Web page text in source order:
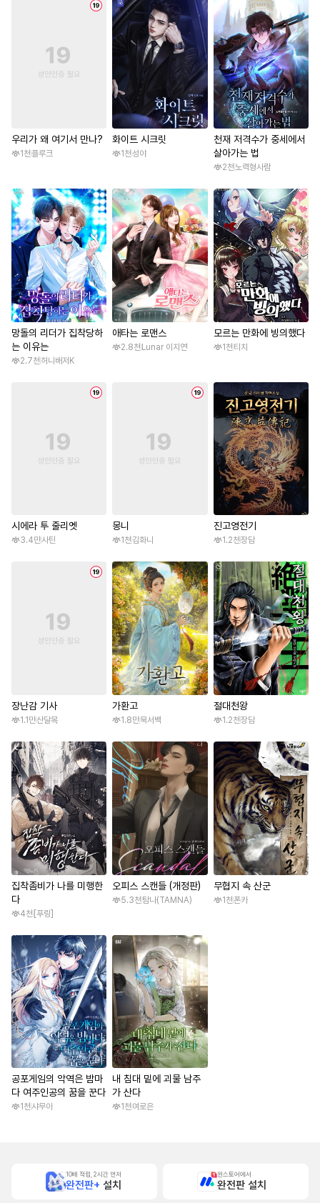
우리가 왜 여기서 만나?
1천플루크
화이트 시크릿
1천 성야
천재 저격수가 중세에서
살아가는 법
2천노력형사람
망돌의 리더가 집착당하
는 이유는
2.7천 허니배저K
애타는 로맨스
2.8천Lunar 이지연
모르는 만화에 빙의했다
1천티치
시에라 투 줄리엣
3.4만사틴
몽니
1천 김화니
진고영전기
1.2천장담
장난감 기사
1.1만산달목
가환고
1.8만묵서백
절대천왕
1.2천장담
집착좀비가 나를 미행한
다
4천 [푸링]
오피스 스캔들 (개정판)
5.3천탐나(TAMNA)
무협지 속 산군
1천폰카
공포게임의 악역은 밤마
다 여주인공의 꿈을 꾼다
1천샤무아
내 침대 밑에 괴물 남주
가 산다
1천 여로은
10배 적립, 2시간 먼저
완전판+ 설치
원스토어에서
완전판 설치